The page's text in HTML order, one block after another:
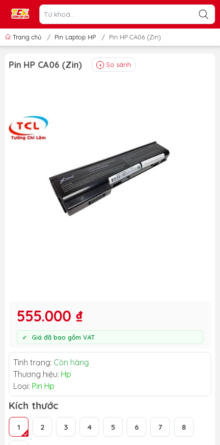
Trang chủ / Pin Laptop HP / Pin HP CA06 (Zin)
Pin HP CA06 (Zin) So sánh
555.000 ₫
Giá đã bao gồm VAT
Tình trạng: Còn hàng
Thương hiệu: Hp
Loại: Pin Hp
Kích thước
1 2 3 4 5 6 7 8